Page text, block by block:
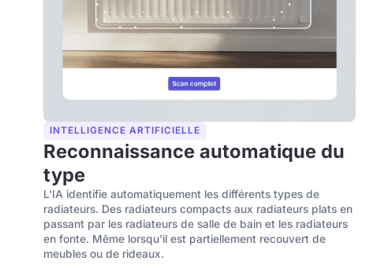
INTELLIGENCE ARTIFICIELLE
Reconnaissance automatique du
type
L'IA identifie automatiquement les différents types de
radiateurs. Des radiateurs compacts aux radiateurs plats en
passant par les radiateurs de salle de bain et les radiateurs
en fonte. Même lorsqu'il est partiellement recouvert de
meubles ou de rideaux.